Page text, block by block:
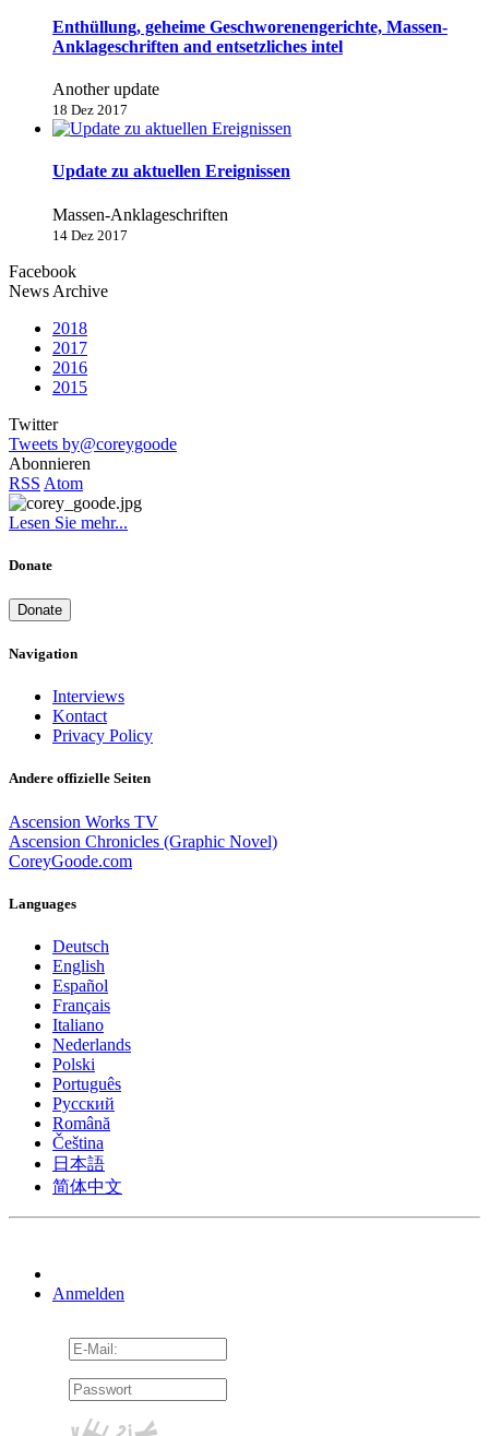
Enthüllung, geheime Geschworenengerichte, Massen-
Anklageschriften and entsetzliches intel
Another update
18 Dez 2017
Update zu aktuellen Ereignissen
Massen-Anklageschriften
14 Dez 2017
Facebook
News Archive
2018
2017
2016
2015
Twitter
Tweets by@coreygoode
Abonnieren
RSS Atom
Lesen Sie mehr...
Donate
Donate
Navigation
Interviews
Kontact
Privacy Policy
Andere offizielle Seiten
Ascension Works TV
Ascension Chronicles (Graphic Novel)
CoreyGoode.com
Languages
Deutsch
English
Español
Français
Italiano
Nederlands
Polski
Português
Pусский
Română
Čeština
日本語
简体中文
Anmelden